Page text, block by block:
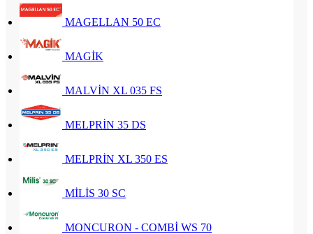
MAGELLAN 50 EC
MAGİK
MALVİN XL 035 FS
MELPRİN 35 DS
MELPRİN XL 350 ES
MİLİS 30 SC
MONCURON - COMBİ WS 70